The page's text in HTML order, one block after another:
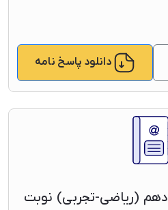
نمونه سوال شیمی ۱ دهم (ریاضی-تجربی) نوبت